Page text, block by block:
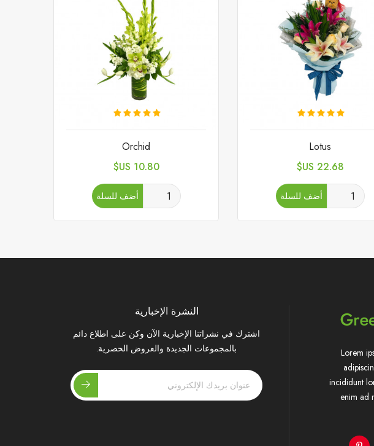
Lotus
السعر
22.68 US$
أضف للسلة
Orchid
السعر
10.80 US$
أضف للسلة
Lorem
incididunt
enim ad
النشرة الإخبارية
اشترك في نشراتنا الإخبارية الآن وكن على اطلاع دائم
بالمجموعات الجديدة والعروض الحصرية.